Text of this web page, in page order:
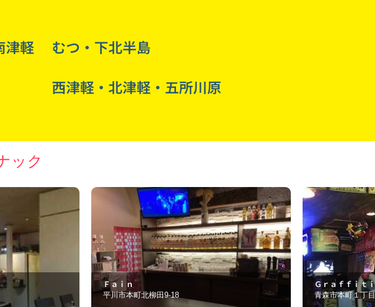
津軽
むつ・下北半島
西津軽・北津軽・五所川原
ック
Ｇｒａｆｆｉｔｉ
青森市本町１丁目7-5
エリザベス
青森市本町１－